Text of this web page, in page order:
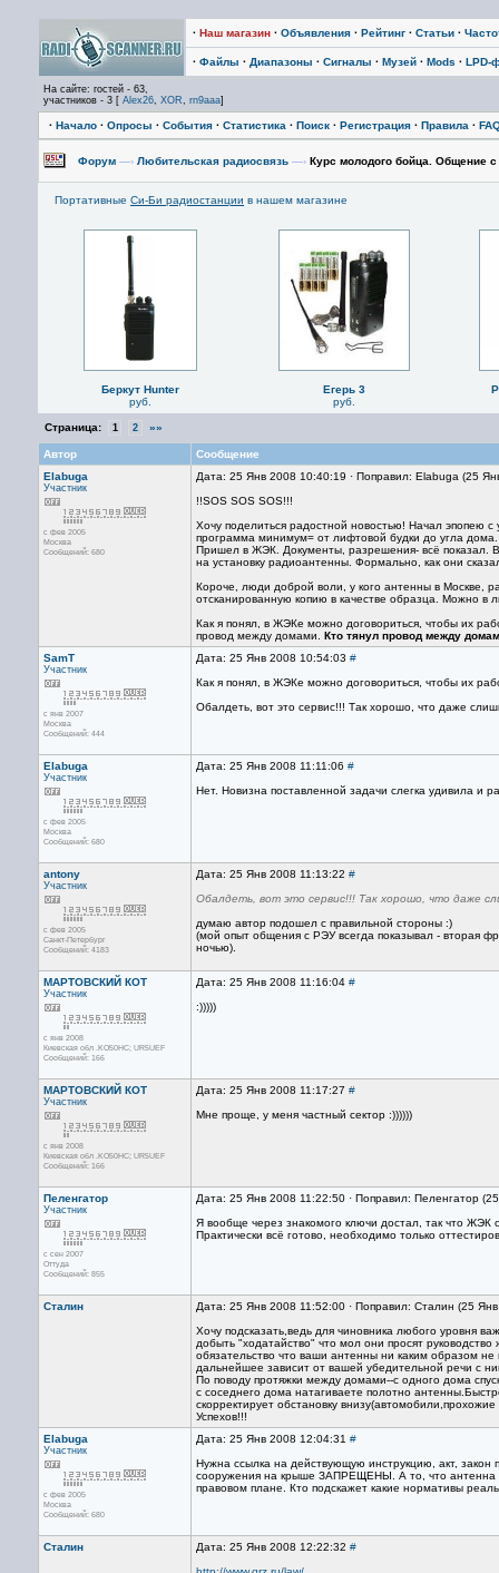
· Наш магазин · Объявления · Рейтинг · Статьи ·
· Файлы · Диапазоны · Сигналы · Музей · Mods · LPD-
На сайте: гостей - 63,
участников - 3 [ Alex26, XOR, rn9aaa]
· Начало · Опросы · События · Статистика · Поиск · Регистрация · Правила ·
Форум —› Любительская радиосвязь —› Курс молодого бойца. Общение
Портативные Си-Би радиостанции в нашем магазине
Беркут Hunter
руб.
Егерь 3
руб.
Страница: 1 2 »»
Автор
Сообщение
Elabuga
Участник
с фев 2005
Москва
Сообщений: 680
Дата: 25 Янв 2008 10:40:19 · Поправил: Elabuga (25
!!SOS SOS SOS!!!
Хочу поделиться радостной новостью! Начал эпопею
программа минимум= от лифтовой будки до угла дома.
Пришел в ЖЭК. Документы, разрешения- всё показал.
на установку радиоантенны. Формально, как они
Короче, люди доброй воли, у кого антенны в Москве,
отсканированную копию в качестве образца. Можно в
Как я понял, в ЖЭКе можно договориться, чтобы их
провод между домами. Кто тянул провод между
SamT
Участник
с янв 2007
Москва
Сообщений: 444
Дата: 25 Янв 2008 10:54:03 #
Как я понял, в ЖЭКе можно договориться, чтобы их
Обалдеть, вот это сервис!!! Так хорошо, что даже
Elabuga
Участник
с фев 2005
Москва
Сообщений: 680
Дата: 25 Янв 2008 11:11:06 #
Нет. Новизна поставленной задачи слегка удивила и
antony
Участник
с фев 2005
Санкт-Петербург
Сообщений: 4183
Дата: 25 Янв 2008 11:13:22 #
Обалдеть, вот это сервис!!! Так хорошо, что даже
думаю автор подошел с правильной стороны :)
(мой опыт общения с РЭУ всегда показывал - вторая
ночью).
МАРТОВСКИЙ КОТ
Участник
с янв 2008
Киевская обл .KO50HC; UR5UEF
Сообщений: 166
Дата: 25 Янв 2008 11:16:04 #
:)))))
МАРТОВСКИЙ КОТ
Участник
с янв 2008
Киевская обл .KO50HC; UR5UEF
Сообщений: 166
Дата: 25 Янв 2008 11:17:27 #
Мне проще, у меня частный сектор :))))))
Пеленгатор
Участник
с сен 2007
Оттуда
Сообщений: 855
Дата: 25 Янв 2008 11:22:50 · Поправил: Пеленгатор
Я вообще через знакомого ключи достал, так что ЖЭК
Практически всё готово, необходимо только
Сталин
Дата: 25 Янв 2008 11:52:00 · Поправил: Сталин (25
Хочу подсказать,ведь для чиновника любого уровня
добыть "ходатайство" что мол они просят
обязательство что ваши антенны ни каким образом
дальнейшее зависит от вашей убедительной речи с
По поводу протяжки между домами--с одного дома
с соседнего дома натагиваете полотно
скорректирует обстановку внизу(автомобили,прохожие
Успехов!!!
Elabuga
Участник
с фев 2005
Москва
Сообщений: 680
Дата: 25 Янв 2008 12:04:31 #
Нужна ссылка на действующую инструкцию, акт, закон
сооружения на крыше ЗАПРЕЩЕНЫ. А то, что антенна
правовом плане. Кто подскажет какие нормативы
Сталин Дата: 25 Янв 2008 12:22:32 #